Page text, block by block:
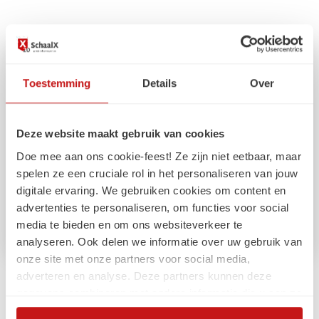
Toestemming Details Over
Deze website maakt gebruik van cookies
Doe mee aan ons cookie-feest! Ze zijn niet eetbaar, maar
spelen ze een cruciale rol in het personaliseren van jouw
digitale ervaring. We gebruiken cookies om content en
advertenties te personaliseren, om functies voor social
media te bieden en om ons websiteverkeer te
analyseren. Ook delen we informatie over uw gebruik van
onze site met onze partners voor social media,
adverteren en analyse. Deze partners kunnen deze
heeft verstrekt of die ze hebben verzameld op basis van
Compliance externe inhuur: